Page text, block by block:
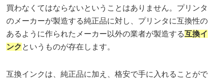
買わなくてはならないということはありません。プリンタ
のメーカーが製造する純正品に対し、プリンタに互換性の
あるように作られたメーカー以外の業者が製造する互換イ
ンク というものが存在します。
互換インクは、純正品に加え、格安で手に入れることがで